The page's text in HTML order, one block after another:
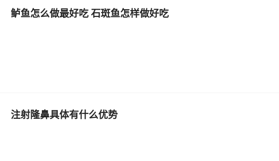
鲈鱼怎么做最好吃 石斑鱼怎样做好吃
注射隆鼻具体有什么优势